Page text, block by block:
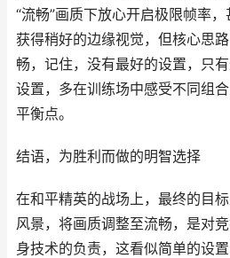
“流畅”画质下放心开启极限帧率
获得稍好的边缘视觉，但核心思
畅，记住，没有最好的设置，只
设置，多在训练场中感受不同组
平衡点。
结语，为胜利而做的明智选择
在和平精英的战场上，最终的目
风景，将画质调整至流畅，是对
身技术的负责，这看似简单的设